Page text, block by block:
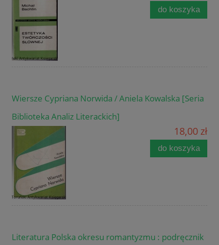
do koszyka
Wiersze Cypriana Norwida / Aniela Kowalska [Seria
Biblioteka Analiz Literackich]
18,00 zł
do koszyka
Literatura Polska okresu romantyzmu : podręcznik